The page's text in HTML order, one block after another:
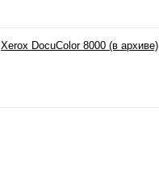
Xerox DocuColor 8000 (в архиве)